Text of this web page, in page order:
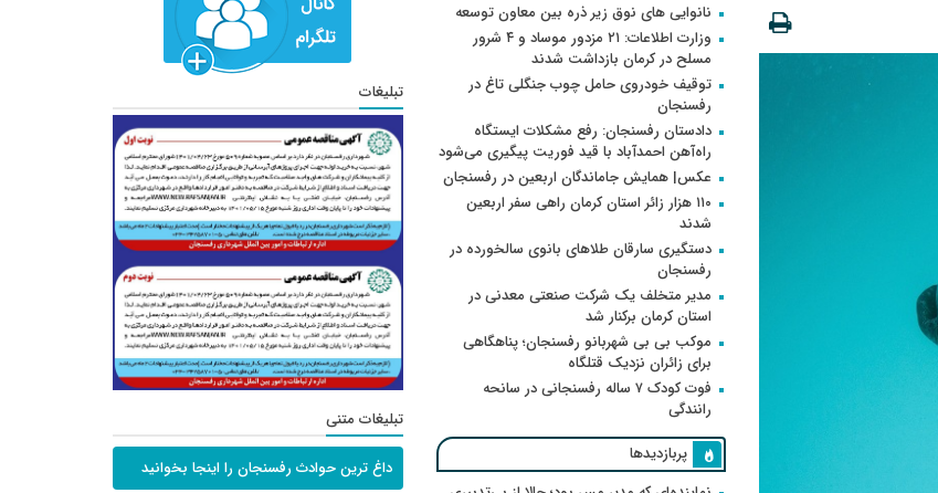
نانوایی های نوق زیر ذره بین معاون توسعه
وزارت اطلاعات: ۲۱ مزدور موساد و ۴ شرور
مسلح در کرمان بازداشت شدند
توقیف خودروی حامل چوب جنگلی تاغ در
رفسنجان
دادستان رفسنجان: رفع مشکلات ایستگاه
راه‌آهن احمدآباد با قید فوریت پیگیری می‌شود
عکس| همایش جاماندگان اربعین در رفسنجان
۱۱۰ هزار زائر استان کرمان راهی سفر اربعین
شدند
دستگیری سارقان طلاهای بانوی سالخورده در
رفسنجان
مدیر متخلف یک شرکت صنعتی معدنی در
استان کرمان برکنار شد
موکب بی بی شهربانو رفسنجان؛ پناهگاهی
برای زائران نزدیک قتلگاه
فوت کودک ۷ ساله رفسنجانی در سانحه
رانندگی
پربازدیدها
تبلیغات
تبلیغات متنی
داغ ترین حوادث رفسنجان را اینجا بخوانید